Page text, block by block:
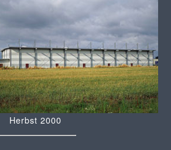
Herbst 2000